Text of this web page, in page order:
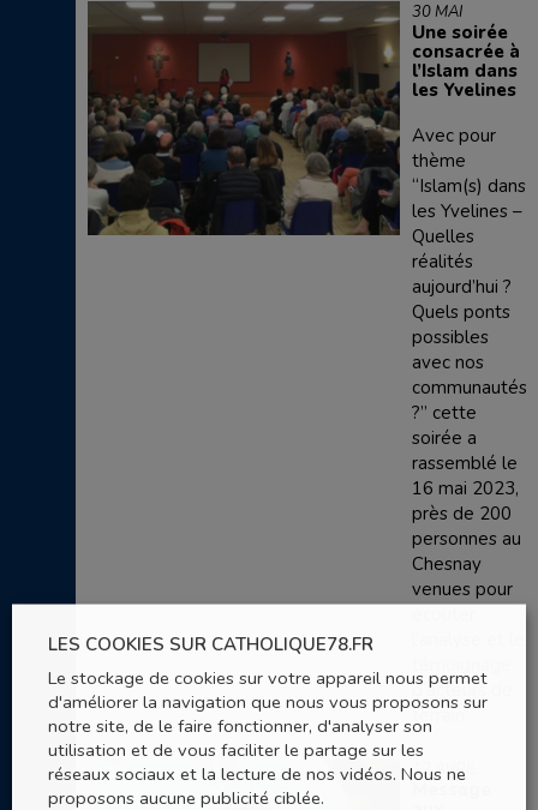
30 MAI
Une soirée
consacrée à
l’Islam dans
les Yvelines
Avec pour
thème
“Islam(s) dans
les Yvelines –
Quelles
réalités
aujourd’hui ?
Quels ponts
possibles
avec nos
communautés
?” cette
soirée a
rassemblé le
16 mai 2023,
près de 200
personnes au
Chesnay
venues pour
d’acteurs de
terrain.
12 AVRIL
LES COOKIES SUR CATHOLIQUE78.FR
Le stockage de cookies sur votre appareil nous permet
d'améliorer la navigation que nous vous proposons sur
notre site, de le faire fonctionner, d'analyser son
utilisation et de vous faciliter le partage sur les
réseaux sociaux et la lecture de nos vidéos. Nous ne
proposons aucune publicité ciblée.